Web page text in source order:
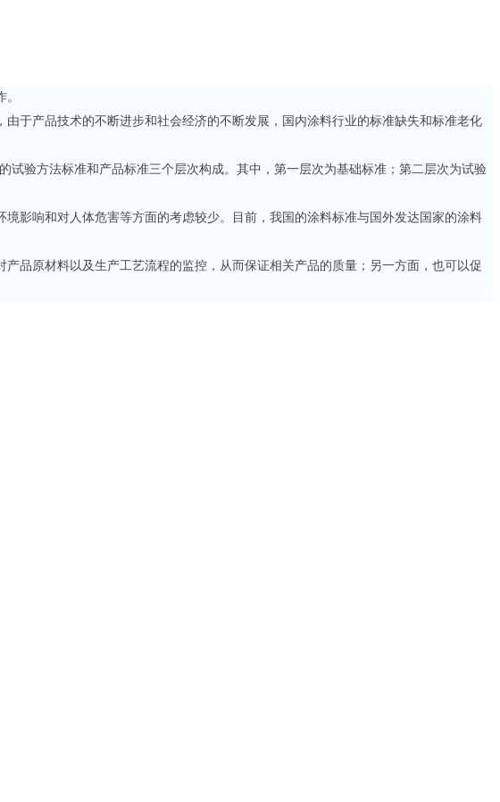
产品技术的不断进步和社会经济的不断发展，国内涂料行业的标准缺失和标准老化
验方法标准和产品标准三个层次构成。其中，第一层次为基础标准；第二层次为试验
响和对人体危害等方面的考虑较少。目前，我国的涂料标准与国外发达国家的涂料
原材料以及生产工艺流程的监控，从而保证相关产品的质量；另一方面，也可以促